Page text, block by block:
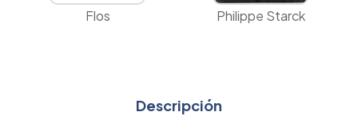
Flos Philippe Starck
Descripción